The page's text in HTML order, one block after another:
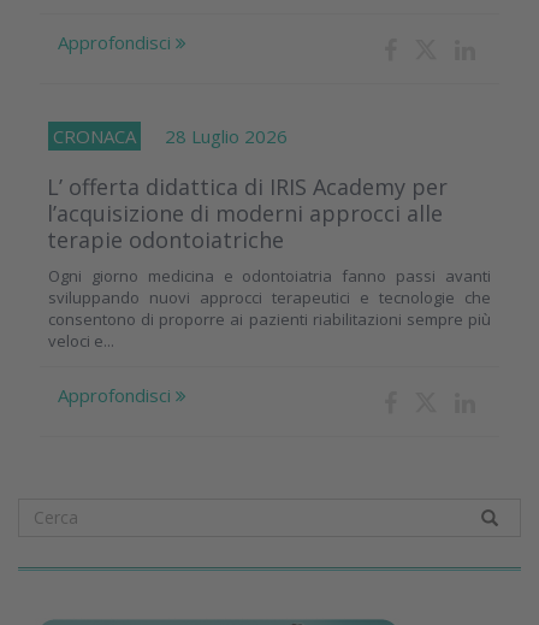
Approfondisci
CRONACA 28 Luglio 2026
L’ offerta didattica di IRIS Academy per
l’acquisizione di moderni approcci alle
terapie odontoiatriche
Ogni giorno medicina e odontoiatria fanno passi avanti
sviluppando nuovi approcci terapeutici e tecnologie che
consentono di proporre ai pazienti riabilitazioni sempre più
veloci e...
Approfondisci